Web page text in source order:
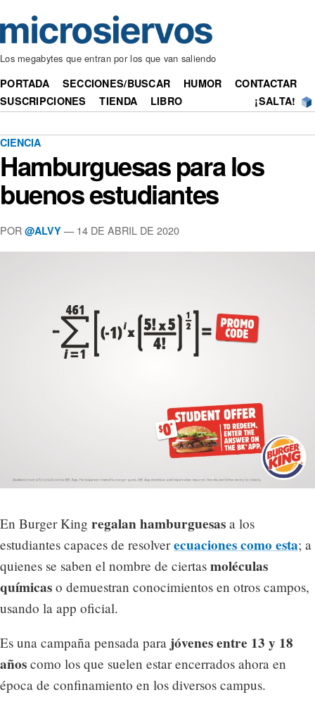
Los megabytes que entran por los que van saliendo
PORTADA SECCIONES/BUSCAR HUMOR
CONTACTAR
SUSCRIPCIONES
TIENDA LIBRO ¡SALTA!
CIENCIA
Hamburguesas para los
buenos estudiantes
POR @ALVY — 14 DE ABRIL DE 2020
En Burger King regalan hamburguesas a los
estudiantes capaces de resolverecuaciones como esta; a
quienes se saben el nombre de ciertas moléculas
químicas o demuestran conocimientos en otros campos,
usando la app oficial.
Es una campaña pensada para jóvenes entre 13 y 18
años como los que suelen estar encerrados ahora en
época de confinamiento en los diversos campus.